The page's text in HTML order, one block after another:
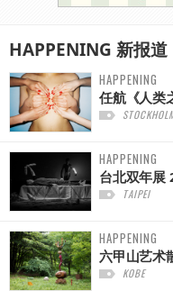
HAPPENING 新报道
HAPPENING
任航《人类
HAPPENING
台北双年展
TAIPEI
HAPPENING
六甲山艺术
KOBE